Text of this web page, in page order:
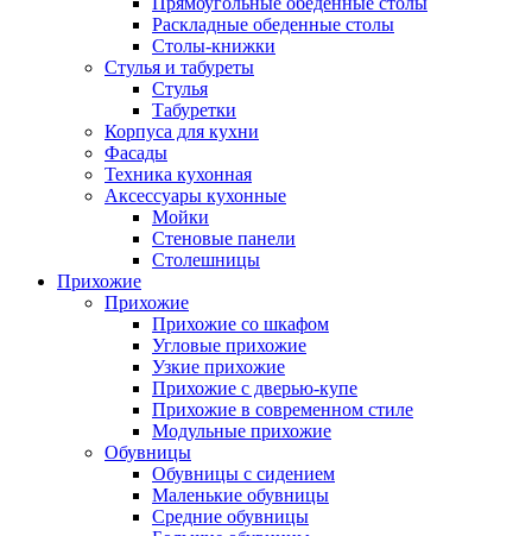
Раскладные обеденные столы
Столы-книжки
Стулья и табуреты
Стулья
Табуретки
Корпуса для кухни
Фасады
Техника кухонная
Аксессуары кухонные
Мойки
Стеновые панели
Столешницы
Прихожие
Прихожие
Прихожие со шкафом
Угловые прихожие
Узкие прихожие
Прихожие с дверью-купе
Прихожие в современном стиле
Модульные прихожие
Обувницы
Обувницы с сидением
Маленькие обувницы
Средние обувницы